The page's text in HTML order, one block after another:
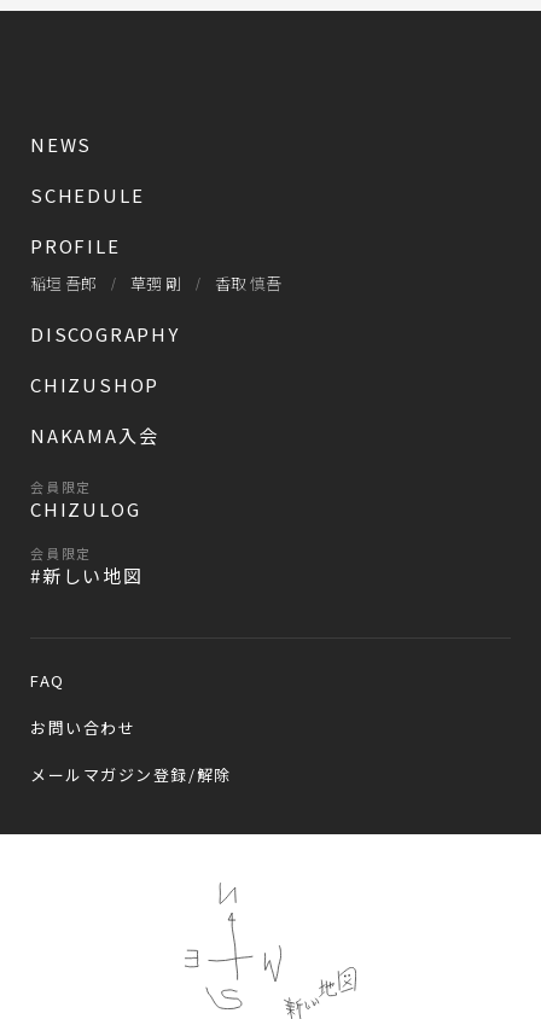
NEWS
SCHEDULE
PROFILE
稲垣 吾郎 草彅 剛 香取 慎吾
DISCOGRAPHY
CHIZUSHOP
NAKAMA入会
会員限定
CHIZULOG
会員限定
#新しい地図
FAQ
お問い合わせ
メールマガジン登録/解除